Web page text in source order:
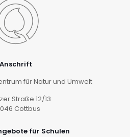
Anschrift
für Natur und Umwelt
Straße 12/13
Cottbus
für Schulen